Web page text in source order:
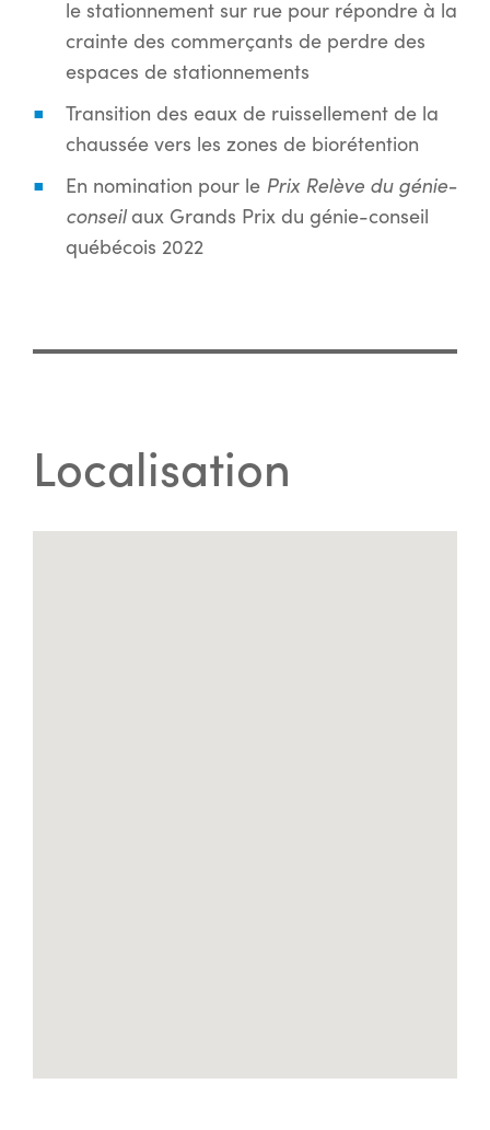
le stationnement sur rue pour répondre à la
crainte des commerçants de perdre des
espaces de stationnements
Transition des eaux de ruissellement de la
chaussée vers les zones de biorétention
En nomination pour le Prix Relève du génie-
conseilaux Grands Prix du génie-conseil
québécois 2022
Localisation